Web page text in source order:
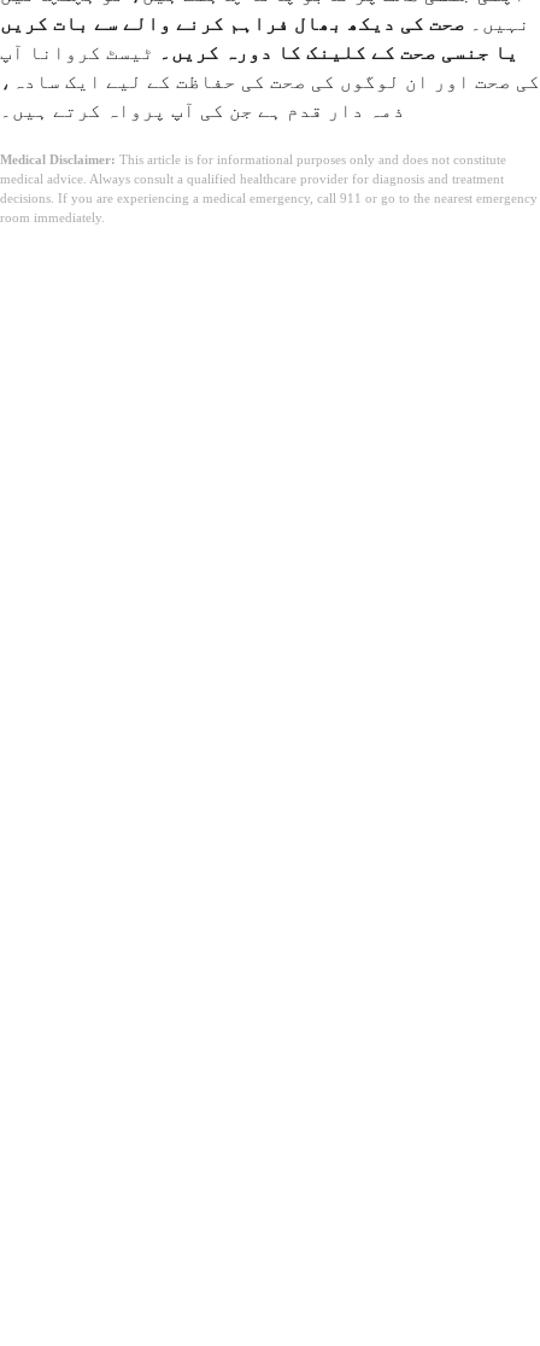
نہیں۔ صحت کی دیکھ بھال فراہم کرنے والے سے بات کریں
یا جنسی صحت کے کلینک کا دورہ کریں۔ ٹیسٹ کروانا آپ
کی صحت اور ان لوگوں کی صحت کی حفاظت کے لیے ایک سادہ،
ذمہ دار قدم ہے جن کی آپ پرواہ کرتے ہیں۔
Medical Disclaimer: This article is for informational purposes only and does not constitute
medical advice. Always consult a qualified healthcare provider for diagnosis and treatment
decisions. If you are experiencing a medical emergency, call 911 or go to the nearest emergency
room immediately.